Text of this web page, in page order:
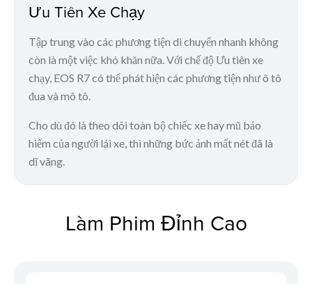
Ưu Tiên Xe Chạy
Tập trung vào các phương tiện di chuyển nhanh không
còn là một việc khó khăn nữa. Với chế độ Ưu tiên xe
chạy, EOS R7 có thể phát hiện các phương tiện như ô tô
đua và mô tô.
Cho dù đó là theo dõi toàn bộ chiếc xe hay mũ bảo
hiểm của người lái xe, thì những bức ảnh mất nét đã là
dĩ vãng.
Làm Phim Đỉnh Cao